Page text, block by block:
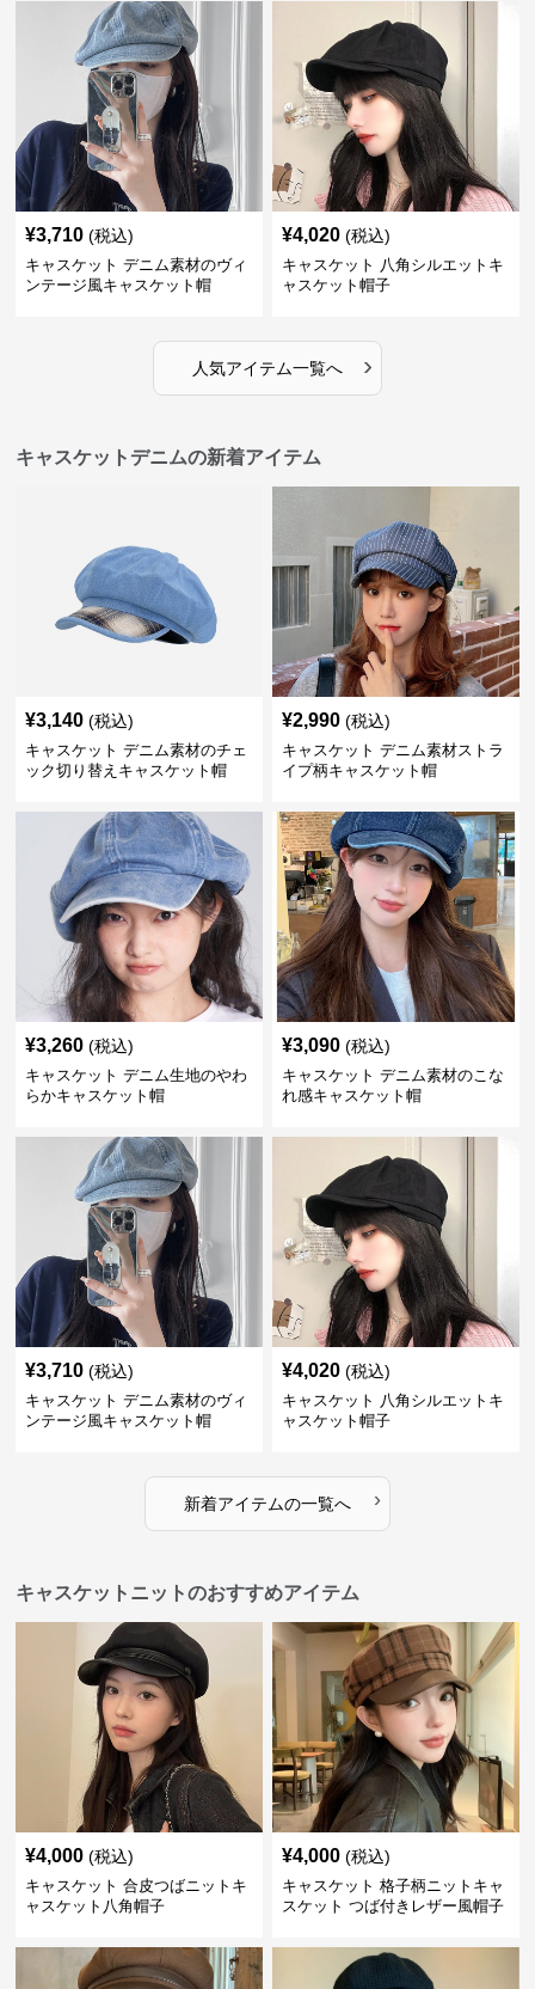
¥3,710 (税込)
キャスケット デニム素材のヴィ
ンテージ風キャスケット帽
¥4,020 (税込)
キャスケット 八角シルエットキ
ャスケット帽子
人気アイテム一覧へ ›
キャスケットデニムの新着アイテム
¥3,140 (税込)
キャスケット デニム素材のチェ
ック切り替えキャスケット帽
¥2,990 (税込)
キャスケット デニム素材ストラ
イプ柄キャスケット帽
¥3,260 (税込)
キャスケット デニム生地のやわ
らかキャスケット帽
¥3,090 (税込)
キャスケット デニム素材のこな
れ感キャスケット帽
¥3,710 (税込)
キャスケット デニム素材のヴィ
ンテージ風キャスケット帽
¥4,020 (税込)
キャスケット 八角シルエットキ
ャスケット帽子
新着アイテムの一覧へ ›
キャスケットニットのおすすめアイテム
¥4,000 (税込)
キャスケット 合皮つばニットキ
ャスケット八角帽子
¥4,000 (税込)
キャスケット 格子柄ニットキャ
スケット つば付きレザー風帽子